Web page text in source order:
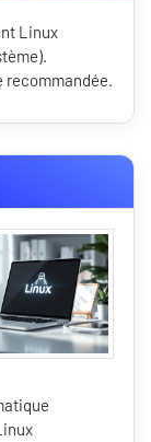
Linux
recommandée.